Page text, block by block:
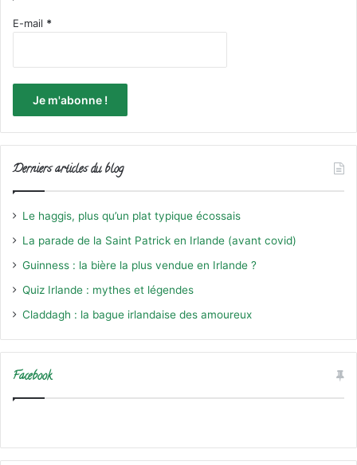
E-mail *
Derniers articles du blog
Le haggis, plus qu’un plat typique écossais
La parade de la Saint Patrick en Irlande (avant covid)
Guinness : la bière la plus vendue en Irlande ?
Quiz Irlande : mythes et légendes
Claddagh : la bague irlandaise des amoureux
Facebook